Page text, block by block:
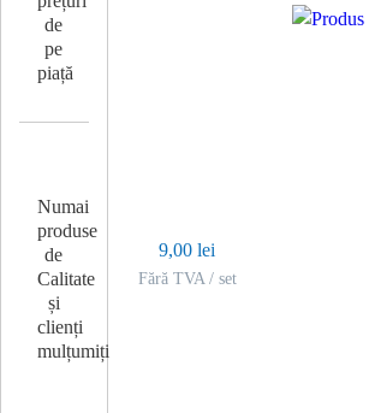
de
pe
piață
Numai
produse
de
Calitate
și
clienți
mulțumiți
9,00 lei
Fără TVA / set